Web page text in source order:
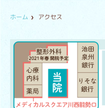
ホーム アクセス